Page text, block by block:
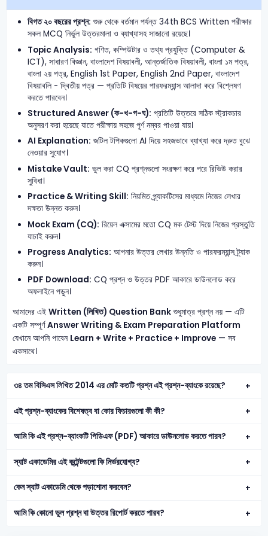
বিগত ২০ বছরের প্রশ্ন: শুরু থেকে বর্তমান পর্যন্ত 34th BCS Written পরীক্ষার
সকল MCQ নির্ভুল উত্তরমালা ও ব্যাখ্যাসহ সাজানো রয়েছে।
Topic Analysis: গণিত, কম্পিউটার ও তথ্য প্রযুক্তি (Computer &
ICT), সাধারণ বিজ্ঞান, বাংলাদেশ বিষয়াবলী, আন্তর্জাতিক বিষয়াবলী, বাংলা ১ম পত্র,
বাংলা ২য় পত্র, English 1st Paper, English 2nd Paper, বাংলাদেশ
বিষয়াবলি - দ্বিতীয় পত্র — প্রতিটি বিষয়ের পারফরম্যান্স আলাদা করে বিশ্লেষণ
করতে পারবেন।
Structured Answer (ক-খ-গ-ঘ): প্রতিটি উত্তরে সঠিক স্ট্রাকচার
অনুসরণ করা হয়েছে যাতে পরীক্ষায় সহজে পূর্ণ নম্বর পাওয়া যায়।
AI Explanation: জটিল টপিকগুলো AI দিয়ে সহজভাবে ব্যাখ্যা করে দ্রুত বুঝে
নেওয়ার সুযোগ।
Mistake Vault: ভুল করা CQ প্রশ্নগুলো সংরক্ষণ করে পরে রিভিউ করার
সুবিধা।
Practice & Writing Skill: নিয়মিত প্র্যাকটিসের মাধ্যমে নিজের লেখার
দক্ষতা উন্নত করুন।
Mock Exam (CQ): রিয়েল এক্সামের মতো CQ মক টেস্ট দিয়ে নিজের প্রস্তুতি
যাচাই করুন।
Progress Analytics: আপনার উত্তর লেখার উন্নতি ও পারফরম্যান্স ট্র্যাক
করুন।
PDF Download: CQ প্রশ্ন ও উত্তর PDF আকারে ডাউনলোড করে
অফলাইনে পড়ুন।
আমাদের এই Written (লিখিত) Question Bankশুধুমাত্র প্রশ্ন নয় — এটি
একটি সম্পূর্ণAnswer Writing & Exam Preparation Platform
যেখানে আপনি পাবেন Learn + Write + Practice + Improve— সব
একসাথে।
৩৪ তম বিসিএস লিখিত 2014 এর মোট কতটি প্রশ্ন এই প্রশ্ন-ব্যাংকে রয়েছে?
এই প্রশ্ন-ব্যাংকের বিশেষত্ব বা কোর ফিচারগুলো কী কী?
আমি কি এই প্রশ্ন-ব্যাংকটি পিডিএফ (PDF) আকারে ডাউনলোড করতে পারব?
স্যাট একাডেমির এই কন্টেন্টগুলো কি নির্ভরযোগ্য?
কেন স্যাট একাডেমি থেকে পড়াশোনা করবেন?
আমি কি কোনো ভুল প্রশ্ন বা উত্তর রিপোর্ট করতে পারব?